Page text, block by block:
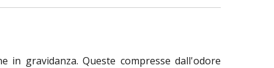
in gravidanza. Queste compresse dall'odore